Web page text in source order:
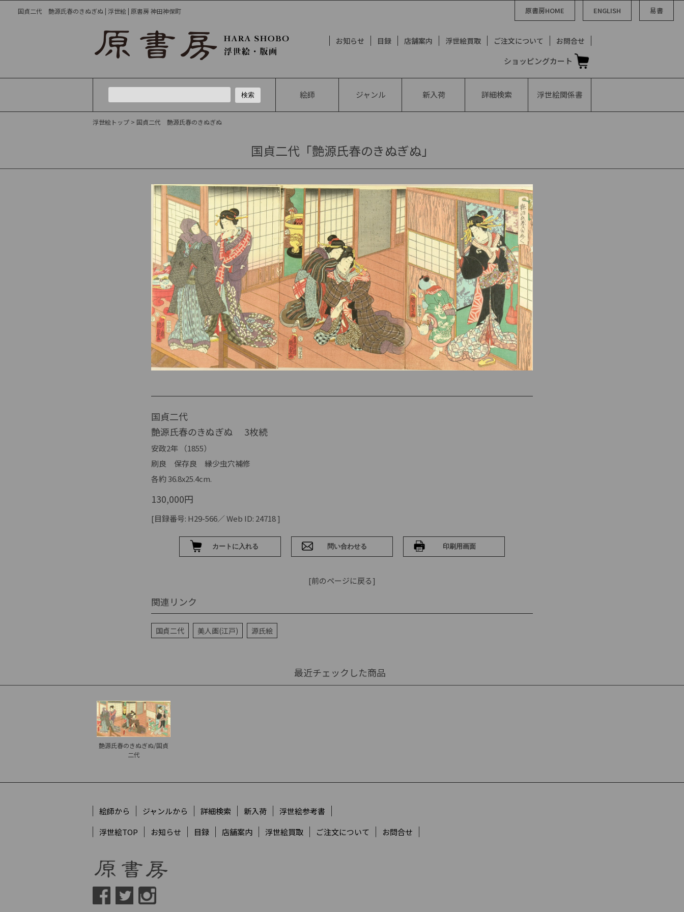
国貞二代 艶源氏春のきぬぎぬ | 浮世絵 | 原書房 神田神保町 原書房HOME ENGLISH 易書
お知らせ 目録 店舗案内 浮世絵買取 ご注文について お問合せ
ショッピングカート
絵師 ジャンル 新入荷 詳細検索 浮世絵関係書
浮世絵トップ > 国貞二代 艶源氏春のきぬぎぬ
国貞二代「艶源氏春のきぬぎぬ」
国貞二代
艶源氏春のきぬぎぬ 3枚続
安政2年 （1855）
刷良 保存良 縁少虫穴補修
各約 36.8x25.4cm.
130,000円
[目録番号: H29-566／ Web ID: 24718 ]
[前のページに戻る]
関連リンク
国貞二代 美人画(江戸) 源氏絵
最近チェックした商品
艶源氏春のきぬぎぬ/国貞
二代
絵師から ジャンルから 詳細検索 新入荷
浮世絵参考書
浮世絵TOP
お知らせ 目録 店舗案内 浮世絵買取 ご注文について お問合せ